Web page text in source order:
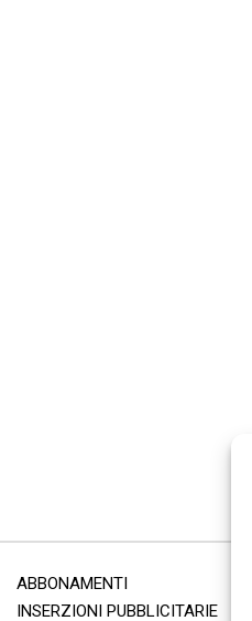
ABBONAMENTI
INSERZIONI PUBBLICITARIE